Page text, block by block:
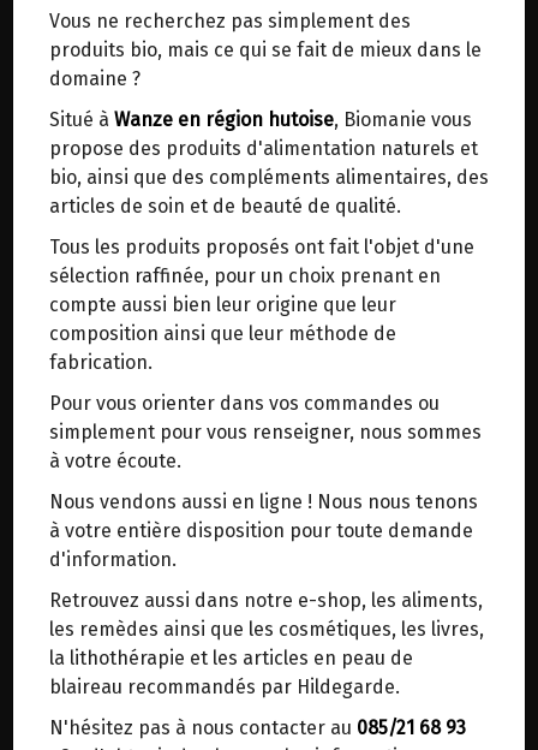
Vous ne recherchez pas simplement des
produits bio, mais ce qui se fait de mieux dans le
domaine ?
Situé à Wanze en région hutoise, Biomanie vous
propose des produits d'alimentation naturels et
bio, ainsi que des compléments alimentaires, des
articles de soin et de beauté de qualité.
Tous les produits proposés ont fait l'objet d'une
sélection raffinée, pour un choix prenant en
compte aussi bien leur origine que leur
composition ainsi que leur méthode de
fabrication.
Pour vous orienter dans vos commandes ou
simplement pour vous renseigner, nous sommes
à votre écoute.
Nous vendons aussi en ligne ! Nous nous tenons
à votre entière disposition pour toute demande
d'information.
Retrouvez aussi dans notre e-shop, les aliments,
les remèdes ainsi que les cosmétiques, les livres,
la lithothérapie et les articles en peau de
blaireau recommandés par Hildegarde.
N'hésitez pas à nous contacter au 085/21 68 93
Choisir ce lieu
Dans un point d'enlèvement BPost
En choisissant un Point d’enlèvement ou un
distributeur bbox, vous permettez d’éviter des
trajets inutiles. En posant ce choix, vous
contribuez à la réduction des émissions de CO₂
de 30 % en moyenne. Et grâce au plus grand
réseau de distribution de Belgique, il y a
toujours une solution près de chez vous.
Venez chercher votre colis dans un point
d'enlèvement ou distributeur BBox de BPost :
points d'enlèvement ou distributeurs BBox
Merci de signaler dans les commentaires, le
point d'enlèvement choisi.
Sinon, vous pouvez envoyer un mail avec le
point d'enlèvement désiré ou bien nous vous
recontacterons afin de déterminer ensemble le
lieu de livraison choisi.
Choisir ce lieu
TOMATES PELEES NATURES BIO
ANTICA ENOTRIA 580ML
Origine : Italie (Pouilles).
Produit artisanal.
De savoureuses tomates biologiques, mûries sous
moment et transformées immédiatement après,
pour préserver le goût et les arômes
authentiques du fruit.
Les tomates pelées peuvent être utilisées de
manière polyvalente, pour des entrées, des plats
de résistance, dans des sauces, des marinades
ou encore comme garniture pour la pizza.
Couleur rouge intense
Fraîches et bien sucrées